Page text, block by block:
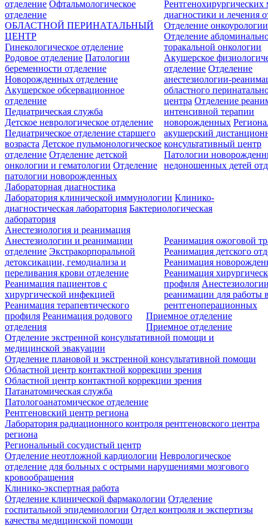
отделение Офтальмологическое
отделение
Рентгенохирургических
диагностики и лечения
Отделение онкоурологии
Отделение
торакальной онкологии
ОБЛАСТНОЙ ПЕРИНАТАЛЬНЫЙ
ЦЕНТР
Гинекологическое отделение
Родовое отделение Патологии
беременности отделение
Новорожденных отделение
Акушерское обсервационное
отделение
Акушерское
отделение Отделение
анестезиологии-
областного
центра Отделение
интенсивной терапии
новорожденных
акушерский
консультативный центр
Патологии
недоношенных детей
Педиатрическая служба
Детское неврологическое отделение
Педиатрическое отделение старшего
возраста Детское пульмонологическое
отделение Отделение детской
онкологии и гематологии Отделение
патологии новорожденных
Лабораторная диагностика
Лаборатория клинической иммунологии Клинико-
диагностическая лаборатория Бактериологическая
лаборатория
Анестезиология и реанимация
Анестезиологии и реанимации
отделение Экстракорпоральной
детоксикации, гемодиализа и
переливания крови отделение
Реанимация пациентов с
хирургической инфекцией
Реанимация терапевтического
профиля Реанимация родового
отделения
Реанимация ожоговой
Реанимация детского
Реанимация
Реанимация
профиля
реанимации для работы
рентгеноперационных
Приемное отделение
Приемное отделение
Отделение экстренной консультативной помощи и
медицинской эвакуации
Отделение плановой и экстренной консультативной помощи
Областной центр контактной коррекции зрения
Областной центр контактной коррекции зрения
Патанатомическая служба
Патологоанатомическое отделение
Рентгеновский центр региона
Лаборатория радиационного контроля рентгеновского центра
региона
Региональный сосудистый центр
Отделение неотложной кардиологии Неврологическое
отделение для больных с острыми нарушениями мозгового
кровообращения
Клинико-экспертная работа
Отделение клинической фармакологии Отделение
госпитальной эпидемиологии Отдел контроля и экспертизы
качества медицинской помощи